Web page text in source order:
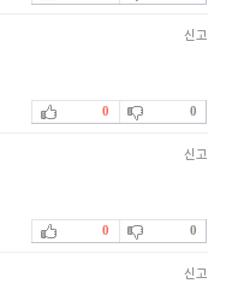
신고
0 0
신고
0 0
신고